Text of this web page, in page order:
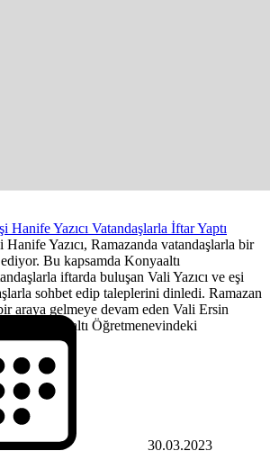
Hanife Yazıcı Vatandaşlarla İftar Yaptı
Hanife Yazıcı, Ramazanda vatandaşlarla bir
Bu kapsamda Konyaaltı
iftarda buluşan Vali Yazıcı ve eşi
sohbet edip taleplerini dinledi. Ramazan
araya gelmeye devam eden Vali Ersin
Konyaaltı Öğretmenevindeki
30.03.2023